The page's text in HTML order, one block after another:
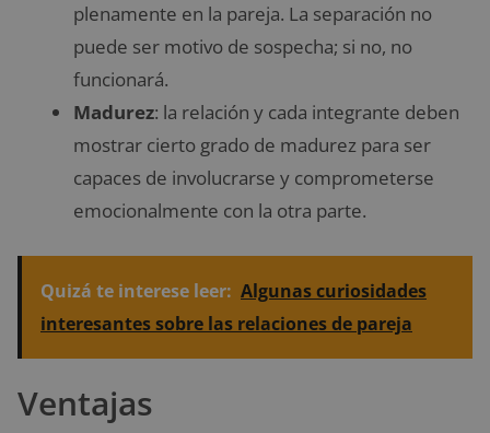
plenamente en la pareja. La separación no
puede ser motivo de sospecha; si no, no
funcionará.
Madurez: la relación y cada integrante deben
mostrar cierto grado de madurez para ser
capaces de involucrarse y comprometerse
emocionalmente con la otra parte.
Quizá te interese leer: Algunas curiosidades
interesantes sobre las relaciones de pareja
Ventajas